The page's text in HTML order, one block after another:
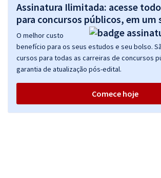
R$ 263,99à vista
ou 12x deR$ 22,00
Economize R$ 66,00 (-20%)
Comprar
ANS - Agência Nacional de Saúde Suplementar
Básicos para o Cargo de Analista
Assinatura Ilimitada: acesse
para concursos públicos, em um
O melhor custo
benefício para os seus estudos e seu bolso.
cursos para todas as carreiras de concursos
garantia de atualização pós-edital.
Comece hoje